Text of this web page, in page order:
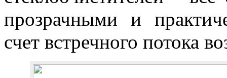
прозрачными и
счет встречного потока